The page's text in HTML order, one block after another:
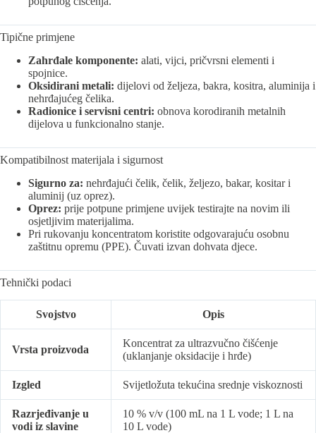
Tipične primjene
Zahrđale komponente: alati, vijci, pričvrsni elementi i
spojnice.
Oksidirani metali: dijelovi od željeza, bakra, kositra, aluminija i
nehrđajućeg čelika.
Radionice i servisni centri: obnova korodiranih metalnih
dijelova u funkcionalno stanje.
Kompatibilnost materijala i sigurnost
Sigurno za: nehrđajući čelik, čelik, željezo, bakar, kositar i
aluminij (uz oprez).
Oprez: prije potpune primjene uvijek testirajte na novim ili
osjetljivim materijalima.
Pri rukovanju koncentratom koristite odgovarajuću osobnu
zaštitnu opremu (PPE). Čuvati izvan dohvata djece.
Tehnički podaci
Svojstvo Opis
Vrsta proizvoda
Koncentrat za ultrazvučno čišćenje
(uklanjanje oksidacije i hrđe)
Izgled Svijetložuta tekućina srednje viskoznosti
Razrjeđivanje u
vodi iz slavine
10 % v/v (100 mL na 1 L vode; 1 L na
10 L vode)